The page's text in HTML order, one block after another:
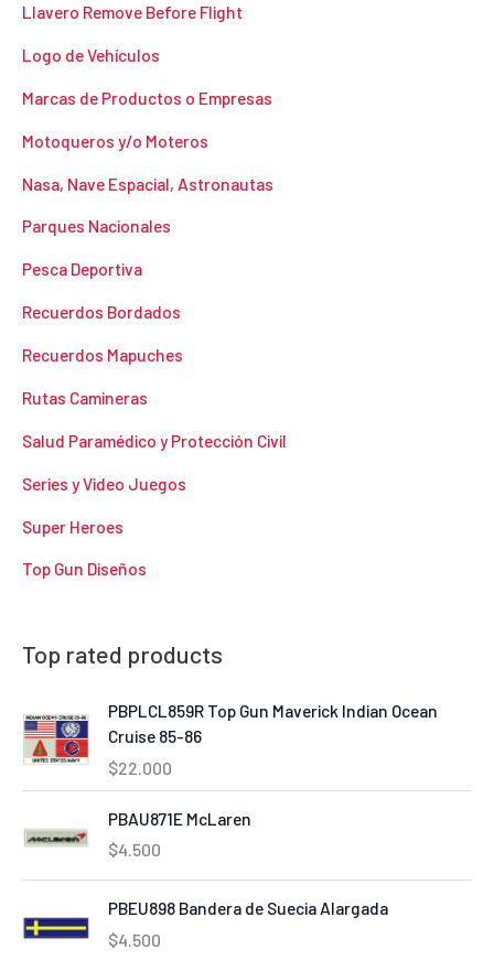
Llavero Remove Before Flight
Logo de Vehículos
Marcas de Productos o Empresas
Motoqueros y/o Moteros
Nasa, Nave Espacial, Astronautas
Parques Nacionales
Pesca Deportiva
Recuerdos Bordados
Recuerdos Mapuches
Rutas Camineras
Salud Paramédico y Protección Civil
Series y Video Juegos
Super Heroes
Top Gun Diseños
Top rated products
PBPLCL859R Top Gun Maverick Indian Ocean
Cruise 85-86
$22.000
PBAU871E McLaren
$4.500
PBEU898 Bandera de Suecia Alargada
$4.500